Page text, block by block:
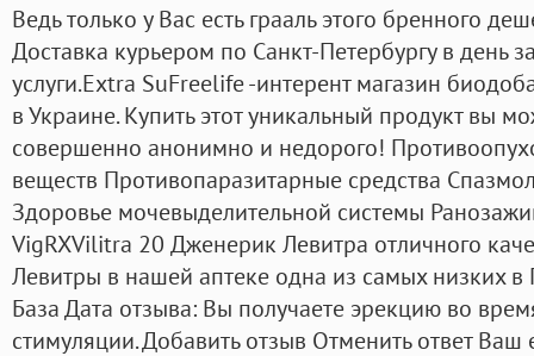
Ведь только у Вас есть грааль этого бренного
Доставка курьером по Санкт-Петербургу в день
услуги.Extra SuFreelife -интерент магазин
в Украине. Купить этот уникальный продукт вы
совершенно анонимно и недорого!
веществ Противопаразитарные средства
Здоровье мочевыделительной системы
VigRXVilitra 20 Дженерик Левитра отличного
Левитры в нашей аптеке одна из самых низких
База Дата отзыва: Вы получаете эрекцию во
стимуляции. Добавить отзыв Отменить ответ